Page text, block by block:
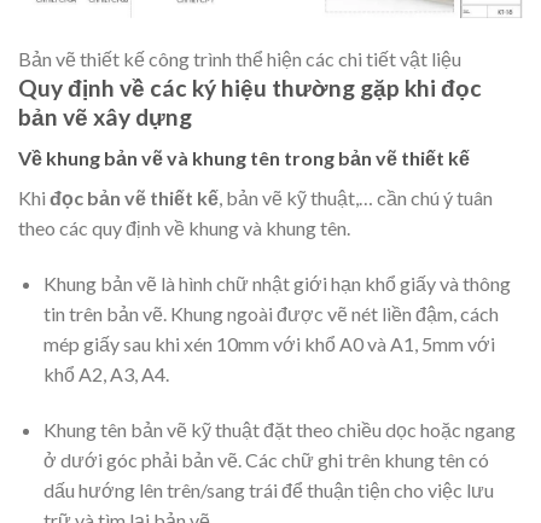
Bản vẽ thiết kế công trình thể hiện các chi tiết vật liệu
Quy định về các ký hiệu thường gặp khi đọc
bản vẽ xây dựng
Về khung bản vẽ và khung tên trong bản vẽ thiết kế
Khi đọc bản vẽ thiết kế, bản vẽ kỹ thuật,… cần chú ý tuân
theo các quy định về khung và khung tên.
Khung bản vẽ là hình chữ nhật giới hạn khổ giấy và thông
tin trên bản vẽ. Khung ngoài được vẽ nét liền đậm, cách
mép giấy sau khi xén 10mm với khổ A0 và A1, 5mm với
khổ A2, A3, A4.
Khung tên bản vẽ kỹ thuật đặt theo chiều dọc hoặc ngang
ở dưới góc phải bản vẽ. Các chữ ghi trên khung tên có
dấu hướng lên trên/sang trái để thuận tiện cho việc lưu